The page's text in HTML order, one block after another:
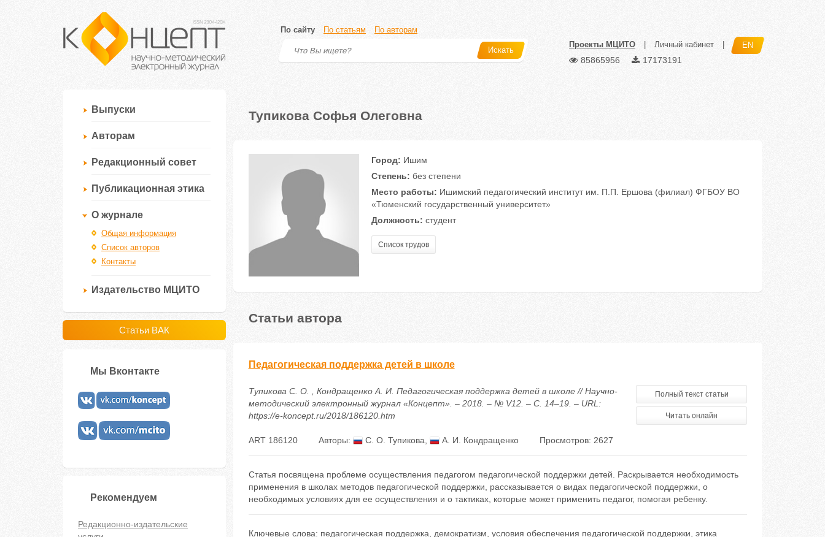
По сайту По статьям По авторам
Искать
Проекты МЦИТО Личный кабинет EN
85865956 17173191
Выпуски
Авторам
Редакционный совет
Публикационная этика
О журнале
Общая информация
Список авторов
Контакты
Издательство МЦИТО
Статьи ВАК
Мы Вконтакте
Рекомендуем
Редакционно-издательские
Тупикова Софья Олеговна
Город: Ишим
Степень: без степени
Место работы: Ишимский педагогический институт им. П.П. Ершова (филиал) ФГБОУ ВО
«Тюменский государственный университет»
Должность: студент
Список трудов
Статьи автора
Педагогическая поддержка детей в школе
Тупикова С. О. , Кондращенко А. И. Педагогическая поддержка детей в школе // Научно-
методический электронный журнал «Концепт». – 2018. – № V12. – С. 14–19. – URL:
https://e-koncept.ru/2018/186120.htm
Полный текст статьи
Читать онлайн
ART 186120 Авторы: С. О. Тупикова А. И. Кондращенко Просмотров: 2627
Статья посвящена проблеме осуществления педагогом педагогической поддержки детей. Раскрывается необходимость
применения в школах методов педагогической поддержки, рассказывается о видах педагогической поддержки, о
необходимых условиях для ее осуществления и о тактиках, которые может применить педагог, помогая ребенку.
Ключевые слова: педагогическая поддержка демократизм условия обеспечения педагогической поддержки этика